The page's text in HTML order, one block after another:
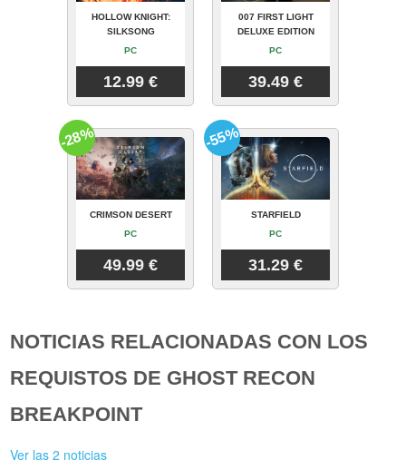
HOLLOW KNIGHT:
SILKSONG
PC
12.99 €
007 FIRST LIGHT
DELUXE EDITION
PC
39.49 €
CRIMSON DESERT
PC
49.99 €
-28%
STARFIELD
PC
31.29 €
-55%
NOTICIAS RELACIONADAS CON LOS
REQUISTOS DE GHOST RECON
BREAKPOINT
Ver las 2 noticias